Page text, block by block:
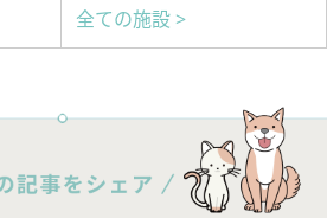
全ての施設 >